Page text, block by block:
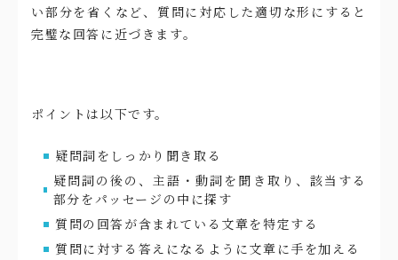
い部分を省くなど、質問に対応した適切な形にすると
完璧な回答に近づきます。
ポイントは以下です。
疑問詞をしっかり聞き取る
疑問詞の後の、主語・動詞を聞き取り、該当する
部分をパッセージの中に探す
質問の回答が含まれている文章を特定する
質問に対する答えになるように文章に手を加える